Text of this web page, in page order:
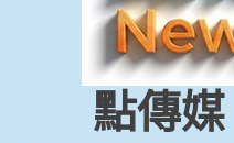
點傳媒